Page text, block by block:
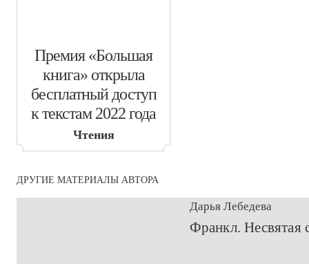
​Премия «Большая
книга» открыла
бесплатный доступ
к текстам 2022 года
Чтения
ДРУГИЕ МАТЕРИАЛЫ АВТОРА
Дарья Лебедева
​Франкл. Несвятая